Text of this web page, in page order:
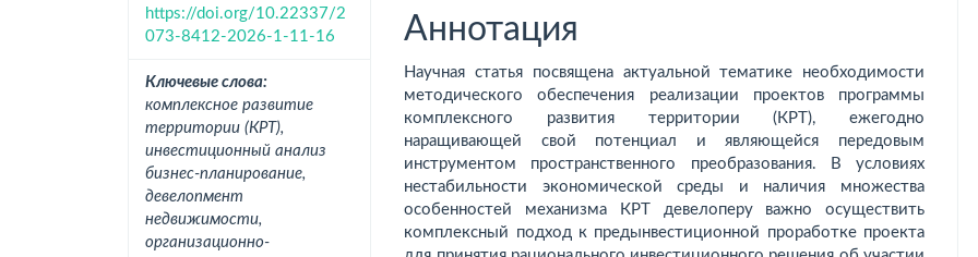
https://doi.org/10.22337/2
073-8412-2026-1-11-16
Ключевые слова:
комплексное развитие
территории (КРТ),
инвестиционный анализ
бизнес-планирование,
девелопмент
недвижимости,
организационно-
Аннотация
Научная статья посвящена актуальной тематике необходимости
методического обеспечения реализации проектов программы
комплексного развития территории (КРТ), ежегодно
наращивающей свой потенциал и являющейся передовым
инструментом пространственного преобразования. В условиях
нестабильности экономической среды и наличия множества
особенностей механизма КРТ девелоперу важно осуществить
комплексный подход к предынвестиционной проработке проекта